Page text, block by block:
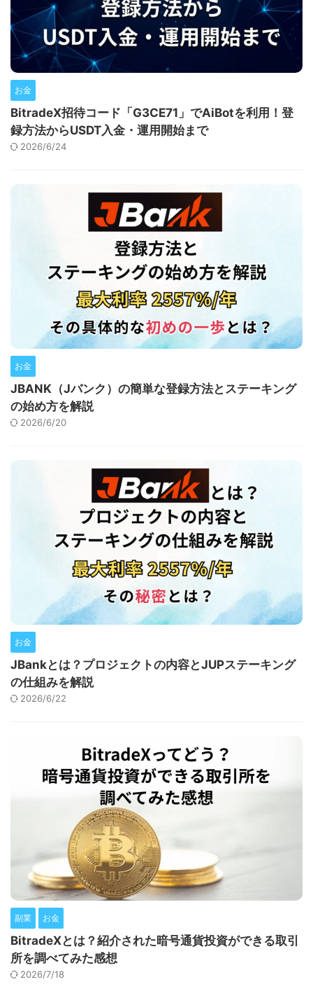
お金
BitradeX招待コード「G3CE71」でAiBotを利用！登
録方法からUSDT入金・運用開始まで
2026/6/24
お金
JBANK（Jバンク）の簡単な登録方法とステーキング
の始め方を解説
2026/6/20
お金
JBankとは？プロジェクトの内容とJUPステーキング
の仕組みを解説
2026/6/22
副業 お金
BitradeXとは？紹介された暗号通貨投資ができる取引
所を調べてみた感想
2026/7/18